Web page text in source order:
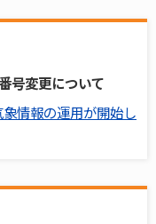
号変更について
情報の運用が開始し